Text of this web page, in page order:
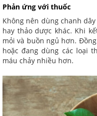
Phản ứng với thuốc
Không nên dùng chanh
hay thảo dược khác. Khi
mỏi và buồn ngủ hơn.
hoặc đang dùng các loại
máu chảy nhiều hơn.